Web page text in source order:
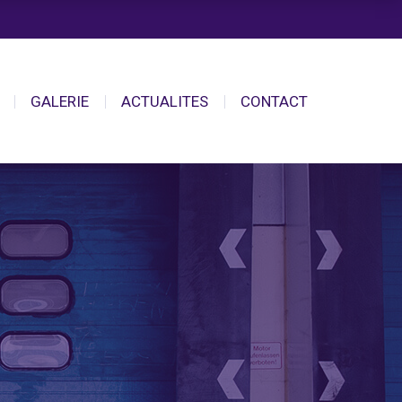
GALERIE ACTUALITES CONTACT